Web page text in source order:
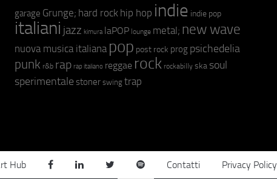
garage Grunge; hard rock hip hop indie indie pop
italiani jazz kimura laPOP lounge metal; new wave
nuova musica italiana pop post rock prog psichedelia
punk r&b rap rap italiano reggae rock rockabilly ska soul
sperimentale stoner swing trap
Hub Contatti Privacy Policy